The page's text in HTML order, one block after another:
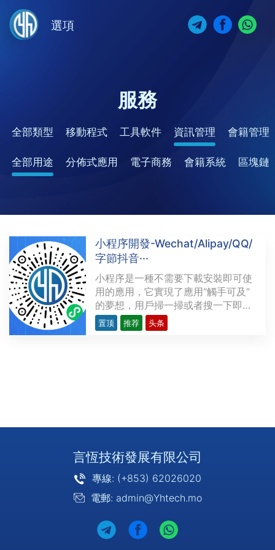
選項
服務
全部類型 移動程式 工具軟件 資訊管理 會籍管理
全部用途 分佈式應用 電子商務 會籍系統 區塊鏈
小程序開發-Wechat/Alipay/QQ/
字節抖音···
小程序是一種不需要下載安裝即可使
用的應用，它實現了應用“觸手可及”
的夢想，用戶掃一掃或者搜一下即可
打開應用。也體現了“用完即走”的理
念，用戶不用關心是否安裝太多應用
置顶 推荐 头条
言恆技術發展有限公司
專線: (+853) 62026020
電郵: admin@Yhtech.mo